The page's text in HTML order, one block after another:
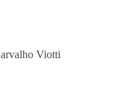
Viotti